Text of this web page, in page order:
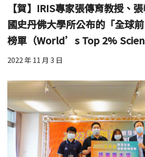
【賀】IRIS專家張傳育教授、
國史丹佛大學所公布的「全球
榜單（World’s Top 2%
2022 年 11 月 3 日